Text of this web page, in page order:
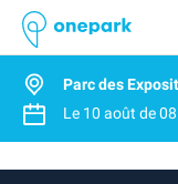
Parc des
Le 10 août de